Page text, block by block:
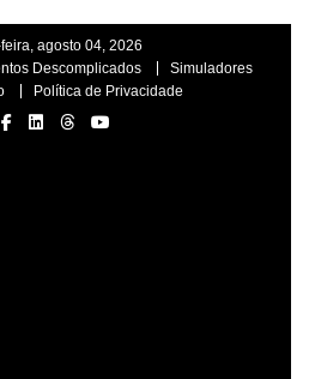
agosto 04, 2026
Descomplicados
Simuladores
Política de Privacidade